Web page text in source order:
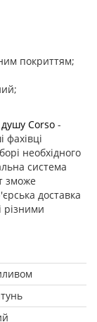
покриттям;
Corso -
фахівці
необхідного
система
зможе
доставка
різними